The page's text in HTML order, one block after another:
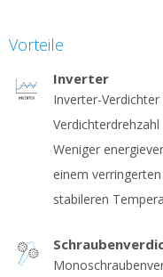
Vorteile
Inverter
Inverter-
Weniger
einem
stabileren